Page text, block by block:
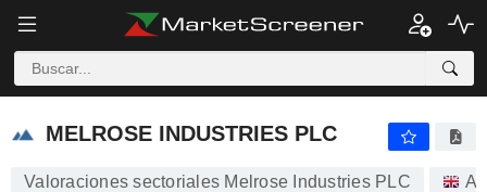
MELROSE INDUSTRIES PLC
MELROSE INDUSTRIES PLC
Valoraciones sectoriales Melrose Industries PLC